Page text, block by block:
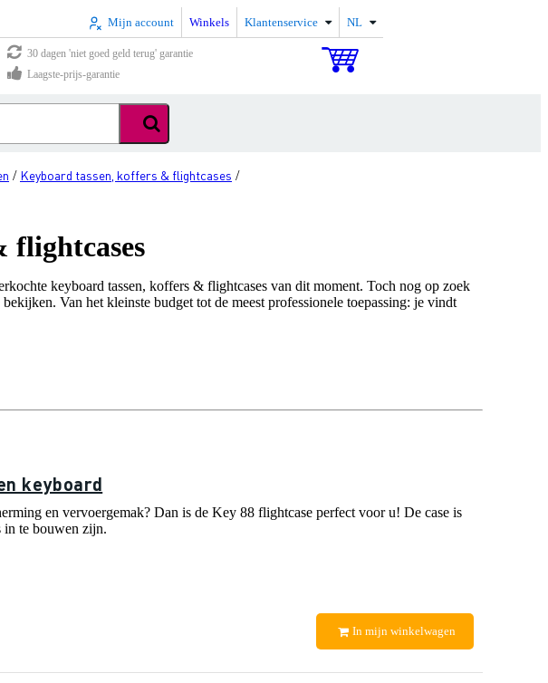
Mijn account Winkels Klantenservice NL
30 dagen 'niet goed geld terug' garantie
Laagste-prijs-garantie
/ Keyboard tassen, koffers & flightcases /
flightcases
keyboard tassen, koffers & flightcases van dit moment. Toch nog op zoek
Van het kleinste budget tot de meest professionele toepassing: je vindt
keyboard
en vervoergemak? Dan is de Key 88 flightcase perfect voor u! De case is
in te bouwen zijn.
In mijn winkelwagen